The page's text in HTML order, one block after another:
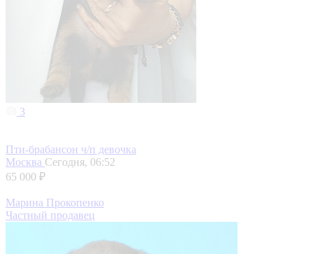
3
Пти-брабансон ч/п девочка
Москва Сегодня, 06:52
65 000 ₽
Марина Прокопенко
Частный продавец